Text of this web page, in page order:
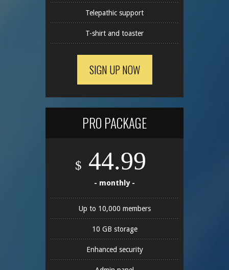
Telepathic support
T-shirt and toaster
SIGN UP NOW
PRO PACKAGE
$ 44.99
- monthly -
Up to 10,000 members
10 GB storage
Enhanced security